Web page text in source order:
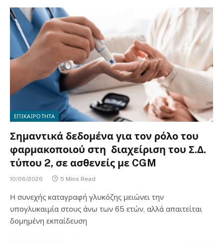
ΕΠΙΚΑΙΡΟΤΗΤΑ
Σημαντικά δεδομένα για τον ρόλο του
φαρμακοποιού στη διαχείριση του Σ.Δ.
τύπου 2, σε ασθενείς με CGM
10/06/2026 5 Mins Read
Η συνεχής καταγραφή γλυκόζης μειώνει την
υπογλυκαιμία στους άνω των 65 ετών, αλλά απαιτείται
δομημένη εκπαίδευση